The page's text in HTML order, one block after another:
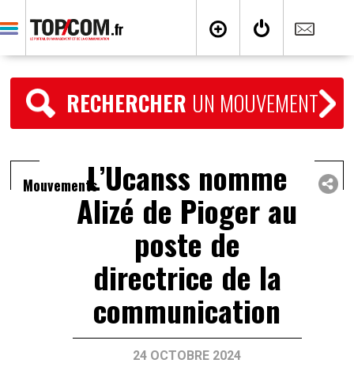
RECHERCHER UN MOUVEMENT
MouvementsL’Ucanss nomme
Alizé de Pioger au
poste de
directrice de la
communication
24 OCTOBRE 2024